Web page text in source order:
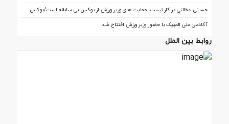
حسینی: دخالتی در کار نیست، حمایت های وزیر ورزش از بوکس بی سابقه است/بوکس
بعد از ۸۵ سال با حمایت دنیا مالی صاحب خانه می شود
آکادمی ملی المپیک با حضور وزیر ورزش افتتاح شد
روابط بین الملل